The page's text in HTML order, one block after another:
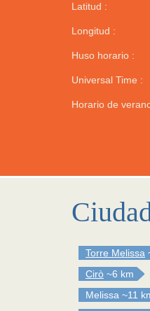
Latitud :
Longitud :
Huso horario :
Universal Time :
Horario de
Torre Melissa
Cirò ~6 km
Melissa ~11